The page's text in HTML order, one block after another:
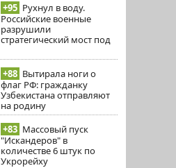
+95 Рухнул в воду.
Российские военные
разрушили
стратегический мост под
+88 Вытирала ноги о
флаг РФ: гражданку
Узбекистана отправляют
на родину
+83 Массовый пуск
"Искандеров" в
количестве 6 штук по
Укрорейху